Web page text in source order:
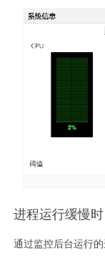
进程运行缓慢
通过监控后台运行的